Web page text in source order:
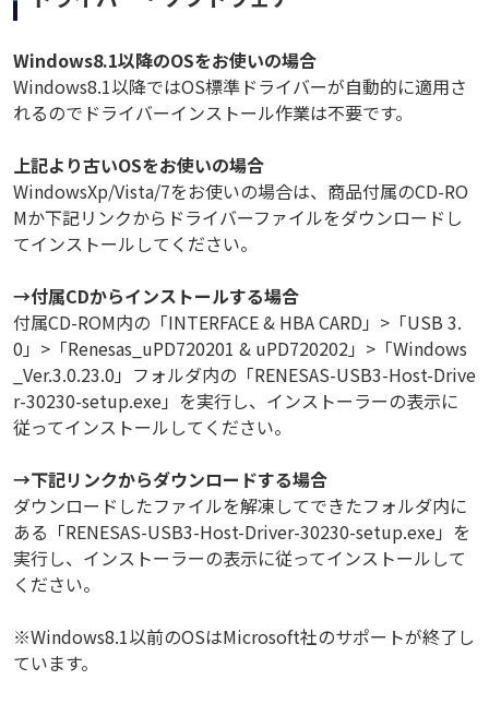
Windows8.1以降のOSをお使いの場合
Windows8.1以降ではOS標準ドライバーが自動的に適用さ
れるのでドライバーインストール作業は不要です。
上記より古いOSをお使いの場合
WindowsXp/Vista/7をお使いの場合は、商品付属のCD-RO
Mか下記リンクからドライバーファイルをダウンロードし
てインストールしてください。
→付属CDからインストールする場合
付属CD-ROM内の「INTERFACE & HBA CARD」>「USB 3.
0」>「Renesas_uPD720201 & uPD720202」>「Windows
_Ver.3.0.23.0」フォルダ内の「RENESAS-USB3-Host-Drive
r-30230-setup.exe」を実行し、インストーラーの表示に
従ってインストールしてください。
→下記リンクからダウンロードする場合
ダウンロードしたファイルを解凍してできたフォルダ内に
ある「RENESAS-USB3-Host-Driver-30230-setup.exe」を
実行し、インストーラーの表示に従ってインストールして
ください。
※Windows8.1以前のOSはMicrosoft社のサポートが終了し
ています。